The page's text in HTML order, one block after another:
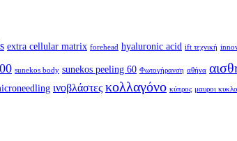
extra cellular matrix forehead hyaluronic acid ift τεχνική
sunekos body sunekos peeling 60 Φωτογήρανση αθήνα
ινοβλάστες κολλαγόνο κύπρος μαυροι